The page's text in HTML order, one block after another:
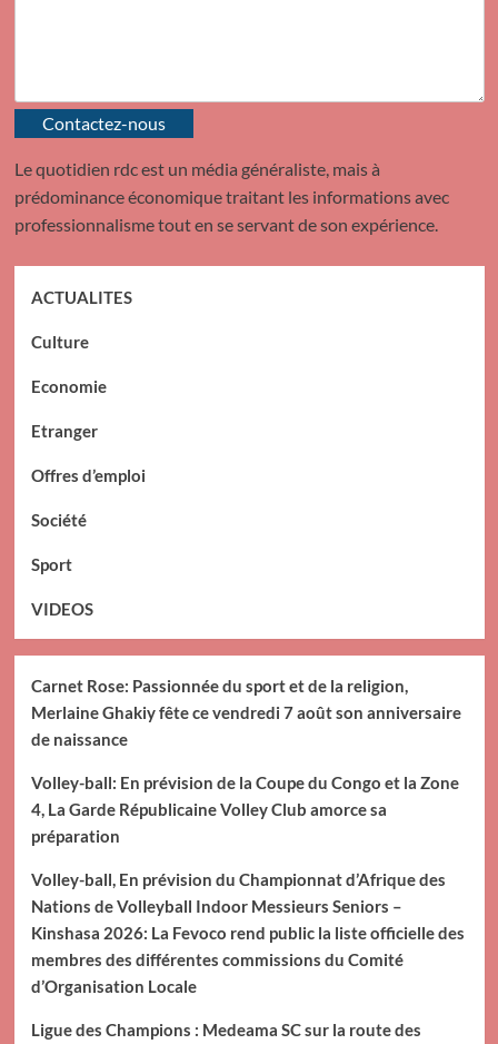
Contactez-nous
Le quotidien rdc est un média généraliste, mais à
prédominance économique traitant les informations avec
professionnalisme tout en se servant de son expérience.
ACTUALITES
Culture
Economie
Etranger
Offres d’emploi
Société
Sport
VIDEOS
Carnet Rose: Passionnée du sport et de la religion,
Merlaine Ghakiy fête ce vendredi 7 août son anniversaire
de naissance
Volley-ball: En prévision de la Coupe du Congo et la Zone
4, La Garde Républicaine Volley Club amorce sa
préparation
Volley-ball, En prévision du Championnat d’Afrique des
Nations de Volleyball Indoor Messieurs Seniors –
Kinshasa 2026: La Fevoco rend public la liste officielle des
membres des différentes commissions du Comité
d’Organisation Locale
Ligue des Champions : Medeama SC sur la route des